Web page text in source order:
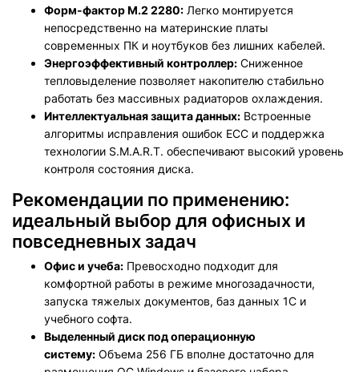
Форм-фактор M.2 2280: Легко монтируется
непосредственно на материнские платы
современных ПК и ноутбуков без лишних кабелей.
Энергоэффективный контроллер: Сниженное
тепловыделение позволяет накопителю стабильно
работать без массивных радиаторов охлаждения.
Интеллектуальная защита данных: Встроенные
алгоритмы исправления ошибок ECC и поддержка
технологии S.M.A.R.T. обеспечивают высокий уровень
контроля состояния диска.
Рекомендации по применению:
идеальный выбор для офисных и
повседневных задач
Офис и учеба: Превосходно подходит для
комфортной работы в режиме многозадачности,
запуска тяжелых документов, баз данных 1С и
учебного софта.
Выделенный диск под операционную
систему: Объема 256 ГБ вполне достаточно для